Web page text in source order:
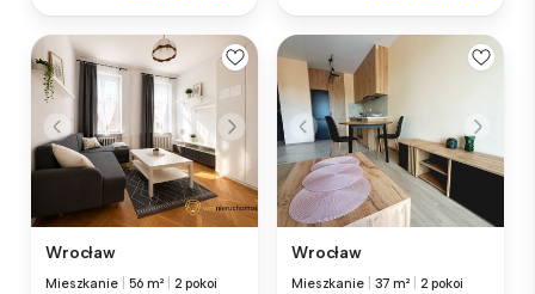
Wrocław
Mieszkanie 56 m² 2 pokoi
Wrocław
Mieszkanie 37 m² 2 pokoi